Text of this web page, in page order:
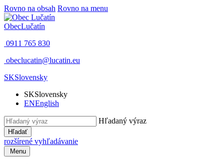
Rovno na obsah Rovno na menu
ObecLučatín
0911 765 830
obeclucatin@lucatin.eu
SKSlovensky
SKSlovensky
ENEnglish
Hľadaný výraz
Hľadať
rozšírené vyhľadávanie
Menu